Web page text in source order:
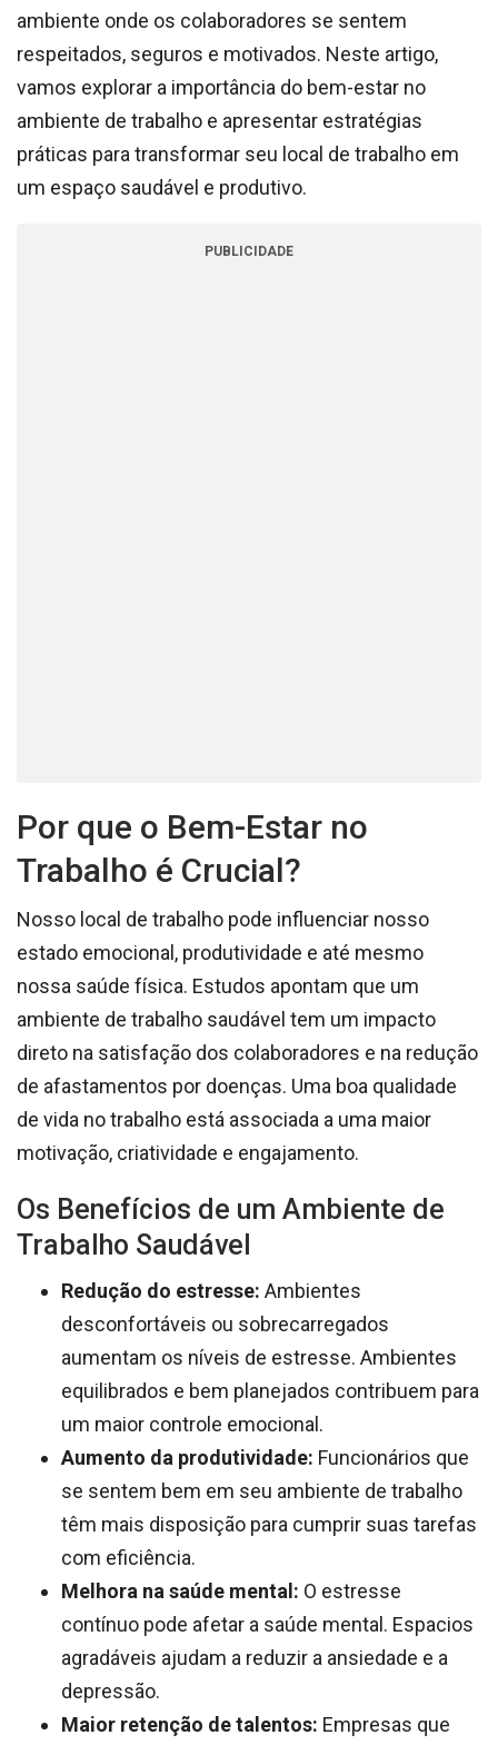
ambiente onde os colaboradores se sentem
respeitados, seguros e motivados. Neste artigo,
vamos explorar a importância do bem-estar no
ambiente de trabalho e apresentar estratégias
práticas para transformar seu local de trabalho em
um espaço saudável e produtivo.
PUBLICIDADE
Por que o Bem-Estar no
Trabalho é Crucial?
Nosso local de trabalho pode influenciar nosso
estado emocional, produtividade e até mesmo
nossa saúde física. Estudos apontam que um
ambiente de trabalho saudável tem um impacto
direto na satisfação dos colaboradores e na redução
de afastamentos por doenças. Uma boa qualidade
de vida no trabalho está associada a uma maior
motivação, criatividade e engajamento.
Os Benefícios de um Ambiente de
Trabalho Saudável
Redução do estresse: Ambientes
desconfortáveis ou sobrecarregados
aumentam os níveis de estresse. Ambientes
equilibrados e bem planejados contribuem para
um maior controle emocional.
Aumento da produtividade: Funcionários que
se sentem bem em seu ambiente de trabalho
têm mais disposição para cumprir suas tarefas
com eficiência.
Melhora na saúde mental: O estresse
contínuo pode afetar a saúde mental. Espacios
agradáveis ajudam a reduzir a ansiedade e a
depressão.
Maior retenção de talentos: Empresas que